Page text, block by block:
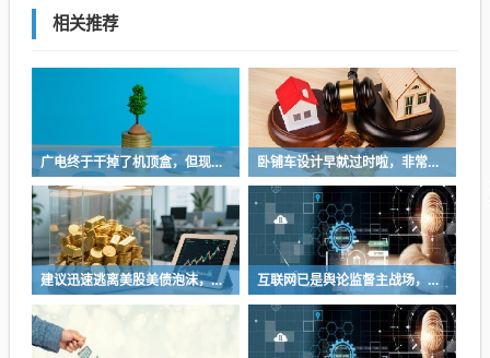
相关推荐
广电终于干掉了机顶盒，但现在没多少人看电视了… 卧铺车设计早就过时啦，非常不具备人性化
建议迅速逃离美股美债泡沫，AI正加速而非延缓其泡沫破裂 互联网已是舆论监督主战场，让我们用这五点珍惜它